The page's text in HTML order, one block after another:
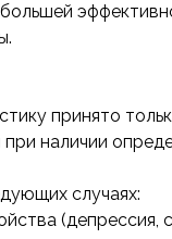
принято
наличии
случаях:
(депрессия,